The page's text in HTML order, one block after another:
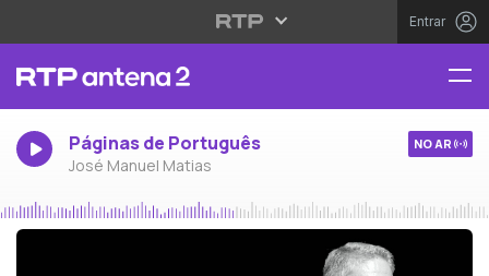
Entrar
Páginas de Português
José Manuel Matias
NO AR